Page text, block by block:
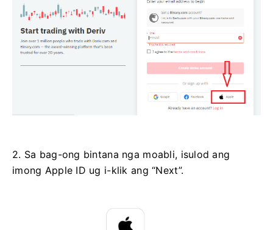
2. Sa bag-ong bintana nga moabli, isulod ang
imong Apple ID ug i-klik ang “Next”.